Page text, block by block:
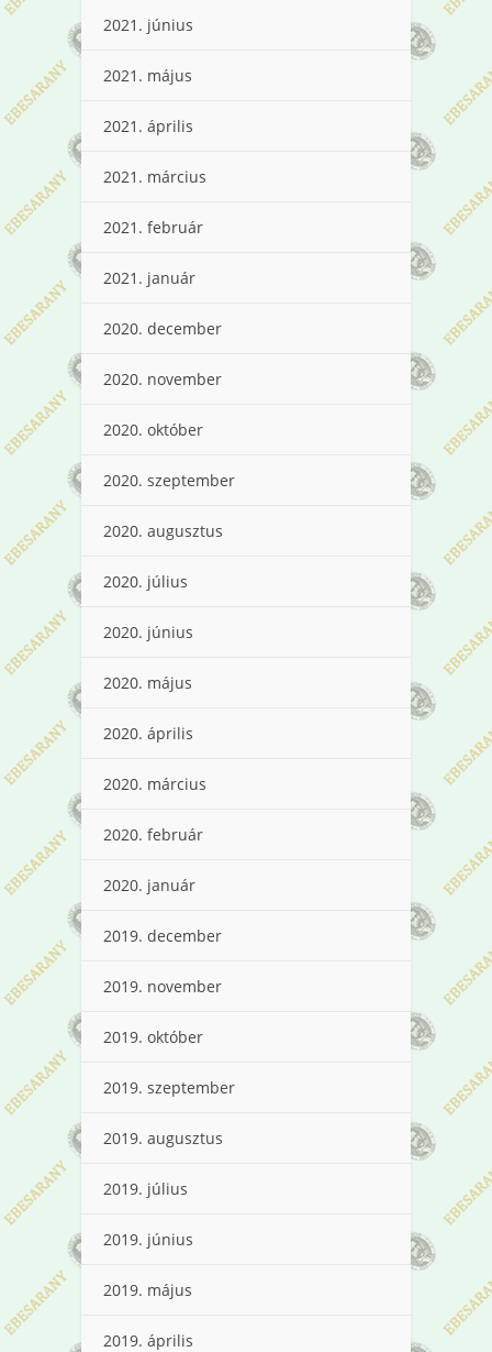
2021. június
2021. május
2021. április
2021. március
2021. február
2021. január
2020. december
2020. november
2020. október
2020. szeptember
2020. augusztus
2020. július
2020. június
2020. május
2020. április
2020. március
2020. február
2020. január
2019. december
2019. november
2019. október
2019. szeptember
2019. augusztus
2019. július
2019. június
2019. május
2019. április